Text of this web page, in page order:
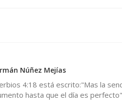
Núñez Mejías
4:18 está escrito:"Mas la
hasta que el día es